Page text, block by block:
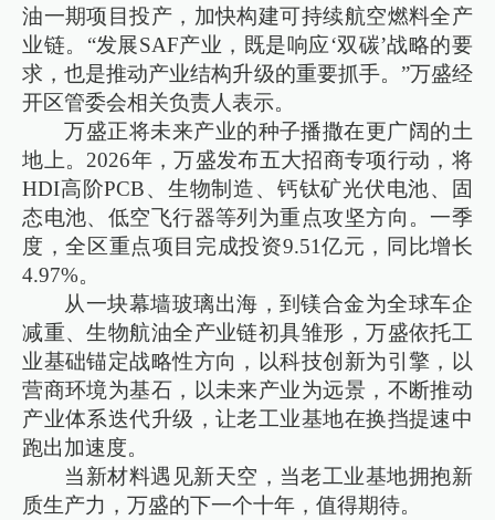
油一期项目投产，加快构建可持续航空燃料全产
业链。“发展SAF产业，既是响应‘双碳’战略的要
求，也是推动产业结构升级的重要抓手。”万盛经
开区管委会相关负责人表示。
万盛正将未来产业的种子播撒在更广阔的土
地上。2026年，万盛发布五大招商专项行动，将
HDI高阶PCB、生物制造、钙钛矿光伏电池、固
态电池、低空飞行器等列为重点攻坚方向。一季
度，全区重点项目完成投资9.51亿元，同比增长
4.97%。
从一块幕墙玻璃出海，到镁合金为全球车企
减重、生物航油全产业链初具雏形，万盛依托工
业基础锚定战略性方向，以科技创新为引擎，以
营商环境为基石，以未来产业为远景，不断推动
产业体系迭代升级，让老工业基地在换挡提速中
跑出加速度。
当新材料遇见新天空，当老工业基地拥抱新
质生产力，万盛的下一个十年，值得期待。